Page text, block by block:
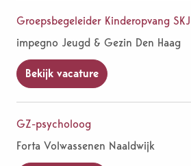
Groepsbegeleider Kinderopvang SKJ
impegno Jeugd & Gezin Den Haag
Bekijk vacature
GZ-psycholoog
Forta Volwassenen Naaldwijk